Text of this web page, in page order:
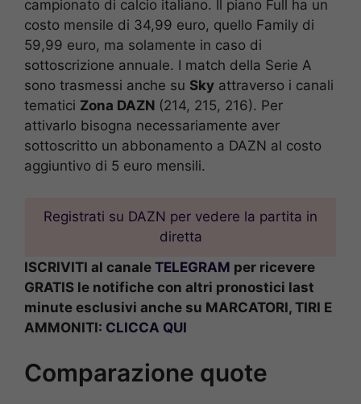
campionato di calcio italiano. Il piano Full ha un
costo mensile di 34,99 euro, quello Family di
59,99 euro, ma solamente in caso di
sottoscrizione annuale. I match della Serie A
sono trasmessi anche su Sky attraverso i canali
tematici Zona DAZN (214, 215, 216). Per
attivarlo bisogna necessariamente aver
sottoscritto un abbonamento a DAZN al costo
aggiuntivo di 5 euro mensili.
Registrati su DAZN per vedere la partita in
diretta
ISCRIVITI al canale TELEGRAM per ricevere
GRATIS le notifiche con altri pronostici last
minute esclusivi anche su MARCATORI, TIRI E
AMMONITI: CLICCA QUI
Comparazione quote